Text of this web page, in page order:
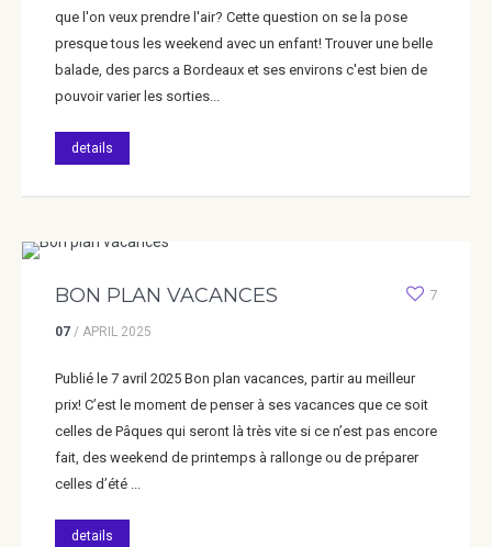
que l'on veux prendre l'air? Cette question on se la pose
presque tous les weekend avec un enfant! Trouver une belle
balade, des parcs a Bordeaux et ses environs c'est bien de
pouvoir varier les sorties...
details
BON PLAN VACANCES 7
07 / APRIL 2025
Publié le 7 avril 2025 Bon plan vacances, partir au meilleur
prix! C’est le moment de penser à ses vacances que ce soit
celles de Pâques qui seront là très vite si ce n’est pas encore
fait, des weekend de printemps à rallonge ou de préparer
celles d’été ...
details